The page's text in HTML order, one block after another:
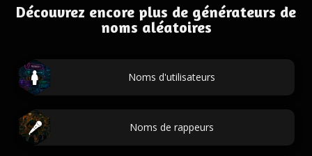
Découvrez encore plus de générateurs de
noms aléatoires
Noms d'utilisateurs
Noms de rappeurs